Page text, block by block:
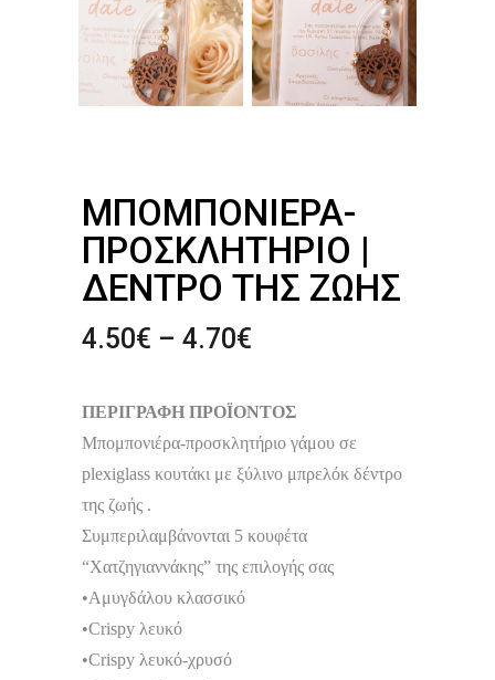
ΜΠΟΜΠΟΝΙΈΡΑ-
ΠΡΟΣΚΛΗΤΉΡΙΟ |
ΔΈΝΤΡΟ ΤΗΣ ΖΩΉΣ
4.50€ – 4.70€
through
4.70€
ΠΕΡΙΓΡΑΦΗ ΠΡΟΪΟΝΤΟΣ
Μπομπονιέρα-προσκλητήριο γάμου σε
plexiglass κουτάκι με ξύλινο μπρελόκ δέντρο
της ζωής .
Συμπεριλαμβάνονται 5 κουφέτα
“Χατζηγιαννάκης” της επιλογής σας
•Αμυγδάλου κλασσικό
•Crispy λευκό
•Crispy λευκό-χρυσό